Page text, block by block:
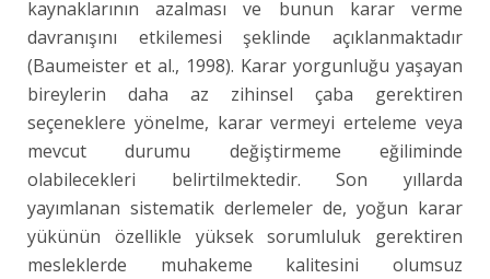
kaynaklarının azalması ve bunun karar verme
davranışını etkilemesi şeklinde açıklanmaktadır
(Baumeister et al., 1998). Karar yorgunluğu yaşayan
bireylerin daha az zihinsel çaba gerektiren
seçeneklere yönelme, karar vermeyi erteleme veya
mevcut durumu değiştirmeme eğiliminde
olabilecekleri belirtilmektedir. Son yıllarda
yayımlanan sistematik derlemeler de, yoğun karar
yükünün özellikle yüksek sorumluluk gerektiren
mesleklerde muhakeme kalitesini olumsuz